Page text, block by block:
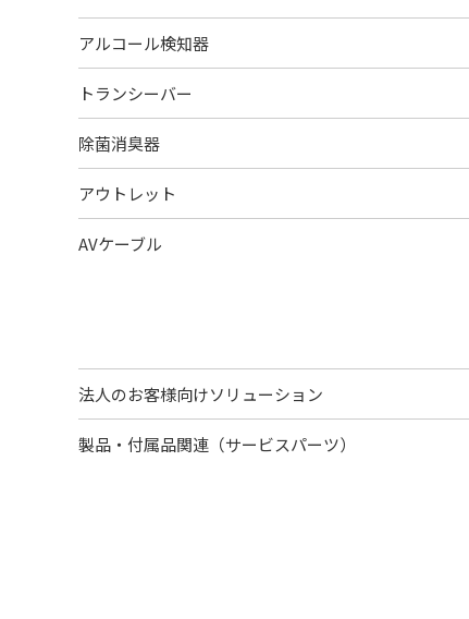
アルコール検知器
トランシーバー
除菌消臭器
アウトレット
AVケーブル
法人のお客様向けソリューション
製品・付属品関連（サービスパーツ）